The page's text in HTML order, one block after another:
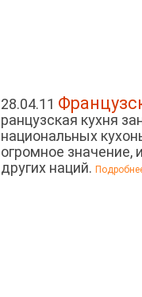
28.04.11
ранцузская кухня
национальных
огромное значение,
других наций.